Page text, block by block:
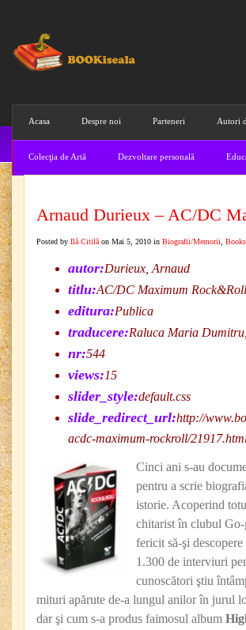
Acasa Despre noi Parteneri Autori
Colecţia de Artă Dezvoltare personală
Arnaud Durieux – AC/DC
Posted by Ilă Citilă on Mai 5, 2010 in Biografii/Memorii
autor:Durieux, Arnaud
titlu:AC/DC Maximum Rock&Roll
editura:Publica
traducere:Raluca Maria
nr:544
views:15
slider_style:default.css
slide_redirect_url:http://
acdc-maximum-rockroll/
Cinci ani s-au
pentru a scrie
istorie. Acoperind
chitarist în clubul
fericit să-şi
1.300 de interviuri
cunoscători ştiu
mituri apărute de-a lungul anilor în jurul
dar şi cum s-a produs faimosul album